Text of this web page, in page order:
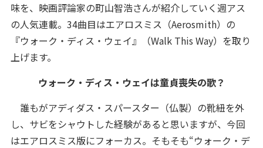
味を、映画評論家の町山智浩さんが紹介していく週アス
の人気連載。34曲目はエアロスミス（Aerosmith）の
『ウォーク・ディス・ウェイ』（Walk This Way）を取り
上げます。
ウォーク・ディス・ウェイは童貞喪失の歌？
誰もがアディダス・スパースター（仏製）の靴紐を外
し、サビをシャウトした経験があると思いますが、今回
はエアロスミス版にフォーカス。そもそも“ウォーク・デ